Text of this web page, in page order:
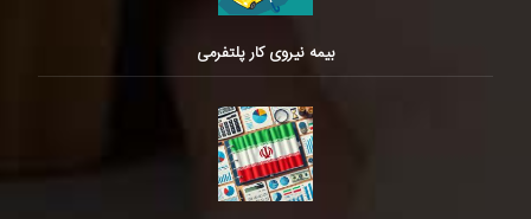
بیمه نیروی کار پلتفرمی